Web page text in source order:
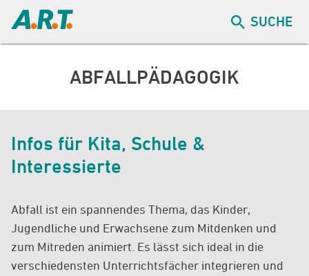
SUCHE
ABFALLPÄDAGOGIK
Infos für Kita, Schule &
Interessierte
Abfall ist ein spannendes Thema, das Kinder,
Jugendliche und Erwachsene zum Mitdenken und
zum Mitreden animiert. Es lässt sich ideal in die
verschiedensten Unterrichtsfächer integrieren und